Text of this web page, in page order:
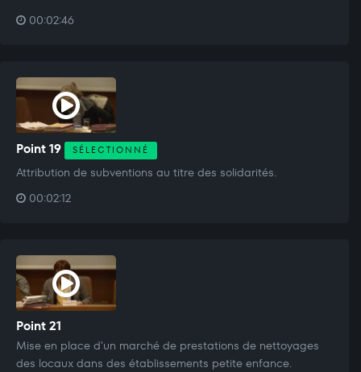
00:02:46
Point 19 SÉLECTIONNÉ
Attribution de subventions au titre des solidarités.
00:02:12
Point 21
Mise en place d'un marché de prestations de nettoyages
des locaux dans des établissements petite enfance.